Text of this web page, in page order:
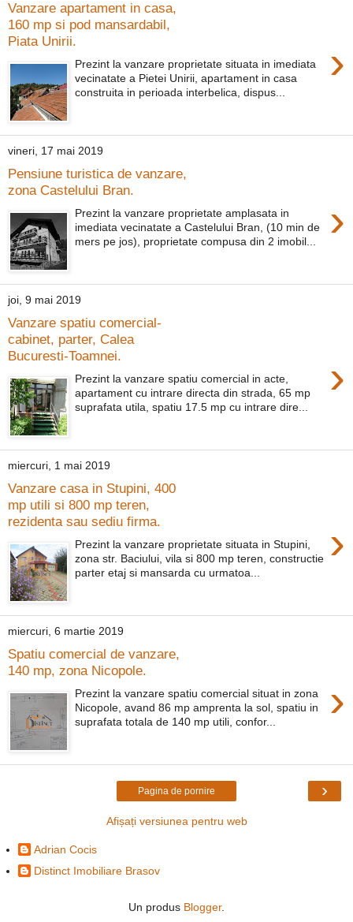
Vanzare apartament in casa,
160 mp si pod mansardabil,
Piata Unirii.
›
Prezint la vanzare proprietate situata in imediata
vecinatate a Pietei Unirii, apartament in casa
construita in perioada interbelica, dispus...
vineri, 17 mai 2019
Pensiune turistica de vanzare,
zona Castelului Bran.
›
Prezint la vanzare proprietate amplasata in
imediata vecinatate a Castelului Bran, (10 min de
mers pe jos), proprietate compusa din 2 imobil...
joi, 9 mai 2019
Vanzare spatiu comercial-
cabinet, parter, Calea
Bucuresti-Toamnei.
›
Prezint la vanzare spatiu comercial in acte,
apartament cu intrare directa din strada, 65 mp
suprafata utila, spatiu 17.5 mp cu intrare dire...
miercuri, 1 mai 2019
Vanzare casa in Stupini, 400
mp utili si 800 mp teren,
rezidenta sau sediu firma.
›
Prezint la vanzare proprietate situata in Stupini,
zona str. Baciului, vila si 800 mp teren, constructie
parter etaj si mansarda cu urmatoa...
miercuri, 6 martie 2019
Spatiu comercial de vanzare,
140 mp, zona Nicopole.
›
Prezint la vanzare spatiu comercial situat in zona
Nicopole, avand 86 mp amprenta la sol, spatiu in
suprafata totala de 140 mp utili, confor...
›
Pagina de pornire
Afișați versiunea pentru web
Adrian Cocis
Distinct Imobiliare Brasov
Un produs Blogger.